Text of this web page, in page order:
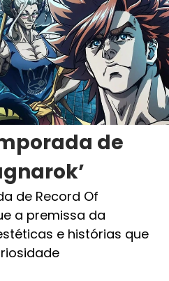
de
de Record Of
a premissa da
e histórias que